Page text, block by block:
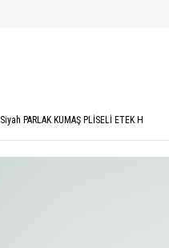
Siyah PARLAK KUMAŞ PLİSELİ ETEK H